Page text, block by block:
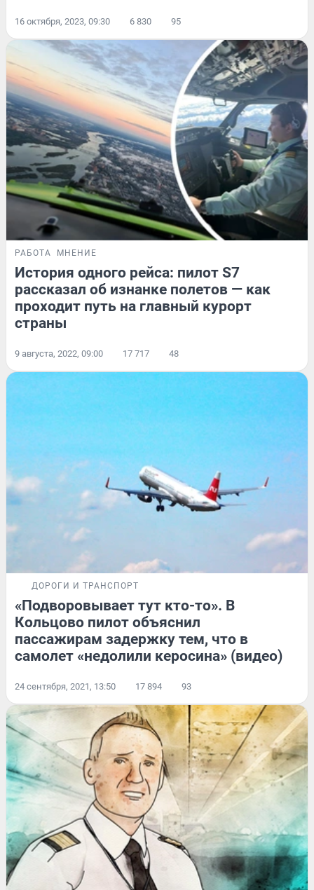
16 октября, 2023, 09:30 6 830 95
РАБОТА МНЕНИЕ
История одного рейса: пилот S7
рассказал об изнанке полетов — как
проходит путь на главный курорт
страны
9 августа, 2022, 09:00 17 717 48
ДОРОГИ И ТРАНСПОРТ
«Подворовывает тут кто-то». В
Кольцово пилот объяснил
пассажирам задержку тем, что в
самолет «недолили керосина» (видео)
24 сентября, 2021, 13:50 17 894 93